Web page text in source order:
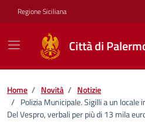
Vai ai contenuti
Vai al footer
Regione Siciliana
Città di
Home / Novità / Notizie
/ Polizia Municipale. Sigilli a un locale
Del Vespro, verbali per più di 13 mila